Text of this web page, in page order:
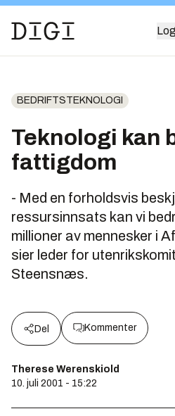
BEDRIFTSTEKNOLOGI
Teknologi kan
fattigdom
- Med en forholdsvis
ressursinnsats kan vi
millioner av mennesker i
sier leder for
Steensnæs.
Del Kommenter
Therese Werenskiold
10. juli 2001 - 15:22